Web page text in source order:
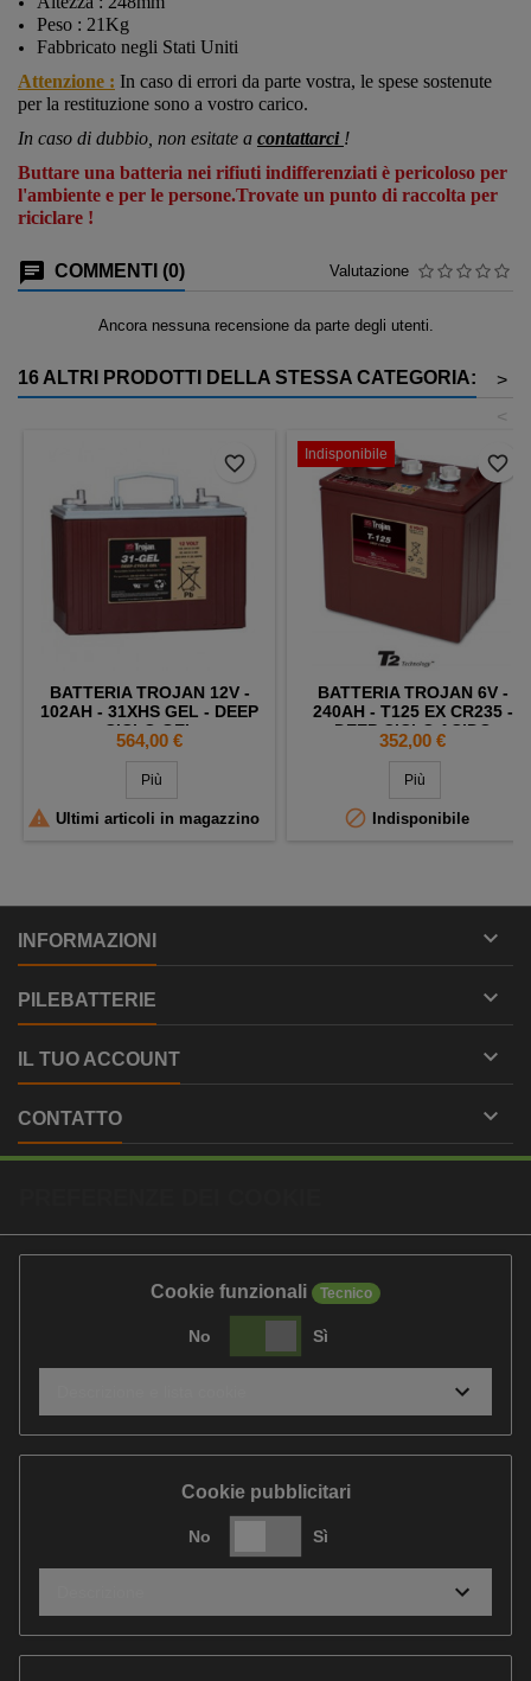
Peso : 21Kg
Fabbricato negli Stati Uniti
Attenzione : In caso di errori da parte vostra, le spese sostenute
per la restituzione sono a vostro carico.
In caso di dubbio, non esitate a contattarci !
Buttare una batteria nei rifiuti indifferenziati è pericoloso per
l'ambiente e per le persone.Trovate un punto di raccolta per
riciclare !
COMMENTI (0) Valutazione
Ancora nessuna recensione da parte degli utenti.
16 ALTRI PRODOTTI DELLA STESSA CATEGORIA:
>
<
BATTERIA TROJAN 12V -
102AH - 31XHS GEL - DEEP
CICLO GEL
Prezzo
564,00 €
Più
 Ultimi articoli in magazzino
favorite_border Indisponibile
BATTERIA TROJAN 6V -
240AH - T125 EX CR235 -
DEEP CICLO ACIDO
Prezzo
352,00 €
Più
 Indisponibile
favorite_border
INFORMAZIONI 
PILEBATTERIE 
IL TUO ACCOUNT 
CONTATTO 
Cookie funzionali Tecnico
No Sì
Cookie pubblicitari
No Sì